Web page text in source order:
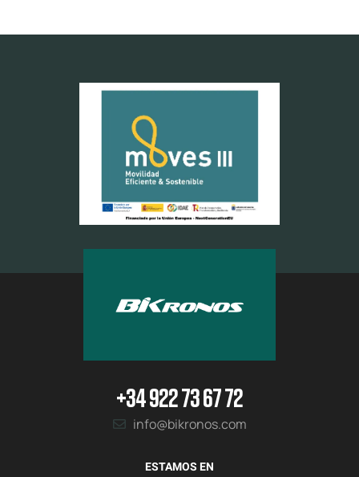
+34 922 73 67 72
info@bikronos.com
ESTAMOS EN